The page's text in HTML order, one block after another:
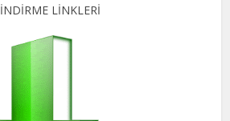
İNDİRME LİNKLERİ